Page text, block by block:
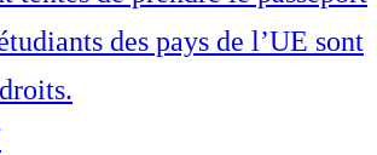
des pays de l’UE sont